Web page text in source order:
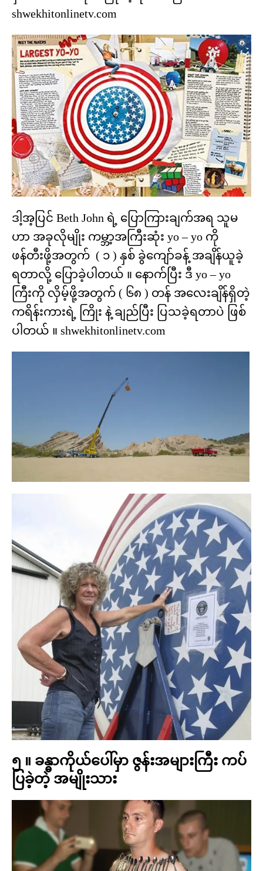
shwekhitonlinetv.com
ဒါ့အ့ပြင် Beth John ရဲ့ ပြောကြားချက်အရ သူမ
ဟာ အခုလိုမျိုး ကမ္ဘာ့အကြီးဆုံး yo – yo ကို
ဖန်တီးဖို့အတွက် ( ၁ ) နှစ် ခွဲကျော်ခန့် အချိန်ယူခဲ့
ရတာလို့ ပြောခဲ့ပါတယ် ။ နောက်ပြီး ဒီ yo – yo
ကြီးကို လှိမ့်ဖို့အတွက် ( ၆၈ ) တန် အလေးချိန်ရှိတဲ့
ကရိန်းကားရဲ့ ကြိုး နဲ့ ချည်ပြီး ပြသခဲ့ရတာပဲ ဖြစ်
ပါတယ် ။ shwekhitonlinetv.com
၅ ။ ခန္ဓာကိုယ်ပေါ်မှာ ဇွန်းအများကြီး ကပ်
ပြခဲ့တဲ့ အမျိုးသား